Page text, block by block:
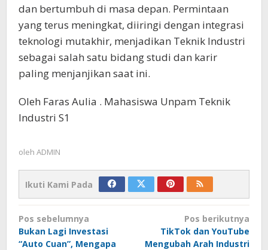
dan bertumbuh di masa depan. Permintaan
yang terus meningkat, diiringi dengan integrasi
teknologi mutakhir, menjadikan Teknik Industri
sebagai salah satu bidang studi dan karir
paling menjanjikan saat ini.
Oleh Faras Aulia . Mahasiswa Unpam Teknik
Industri S1
oleh ADMIN
Ikuti Kami Pada
Navigasi
pos
Pos sebelumnya
Bukan Lagi Investasi
“Auto Cuan”, Mengapa
Pos berikutnya
TikTok dan YouTube
Mengubah Arah Industri